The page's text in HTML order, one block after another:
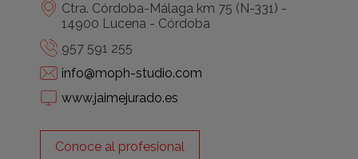
Ctra. Córdoba-Málaga km 75 (N-331) -
14900 Lucena - Córdoba
957 591 255
info@moph-studio.com
www.jaimejurado.es
Conoce al profesional